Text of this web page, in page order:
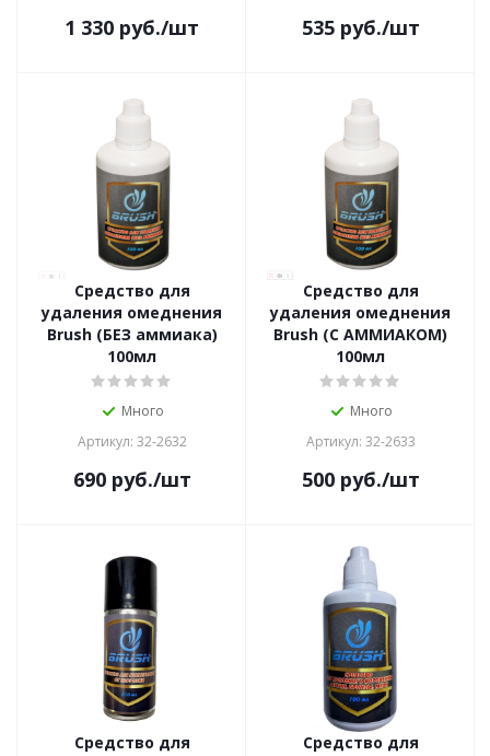
1 330 руб./шт 535руб./шт
Средство для
удаления омеднения
Brush (БЕЗ аммиака)
100мл
Много
Артикул: 32-2632
690руб./шт
Средство для
удаления омеднения
Brush (С АММИАКОМ)
100мл
Много
Артикул: 32-2633
500руб./шт
Средство для
Средство для